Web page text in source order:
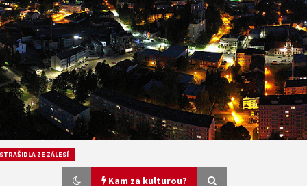
ZE ZÁLESÍ
Kam za kulturou?